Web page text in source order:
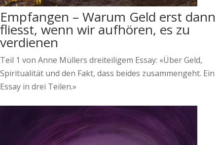
Empfangen – Warum Geld erst dann
fliesst, wenn wir aufhören, es zu
verdienen
Teil 1 von Anne Müllers dreiteiligem Essay: «Über Geld,
Spiritualität und den Fakt, dass beides zusammengeht. Ein
Essay in drei Teilen.»